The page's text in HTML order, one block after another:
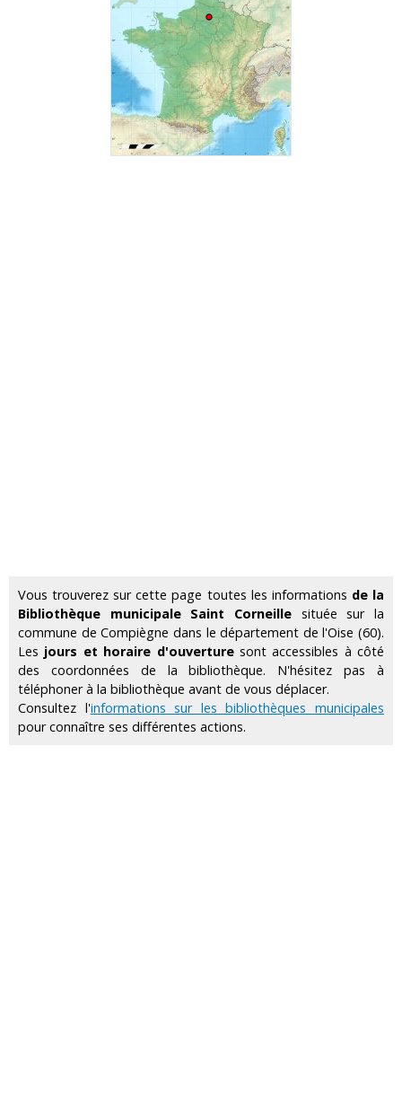
Vous trouverez sur cette page toutes les informations de la
Bibliothèque municipale Saint Corneille située sur la
commune de Compiègne dans le département de l'Oise (60).
Les jours et horaire d'ouverturesont accessibles à côté
des coordonnées de la bibliothèque. N'hésitez pas à
téléphoner à la bibliothèque avant de vous déplacer.
Consultez l'informations sur les bibliothèques municipales
pour connaître ses différentes actions.